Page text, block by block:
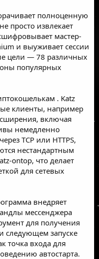
полноценную
просто извлекает
мастер-
и выуживает сессии
цели — 78 различных
популярных
. Katz
клиенты, например
включая
немедленно
TCP или HTTPS,
нестандартным
ontop, что делает
для сетевых
внедряет
мессенджера
для получения
следующем запуске
точка входа для
автостарта.